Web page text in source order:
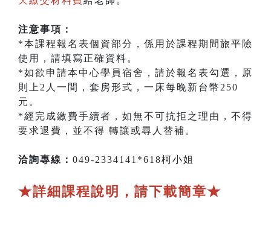
注意事項：
*本課程報名表個資部分，係用於課程期間旅平險
使用，請填寫正確資料。
*如欲申請本中心學員宿舍，請於報名表勾選，原
則上2人一間，套房形式，一床每晚新台幣250
元。
*經完成繳費手續者，如無不可抗拒之理由，不得
要求退費，並不得 轉讓或尋人替補。
洽詢專線： 049-2334141*618柯小姐
★詳細課程說明，請下載簡章★